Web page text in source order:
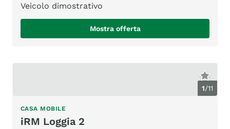
Veicolo dimostrativo
Mostra offerta
1/11
CASA MOBILE
iRM Loggia 2